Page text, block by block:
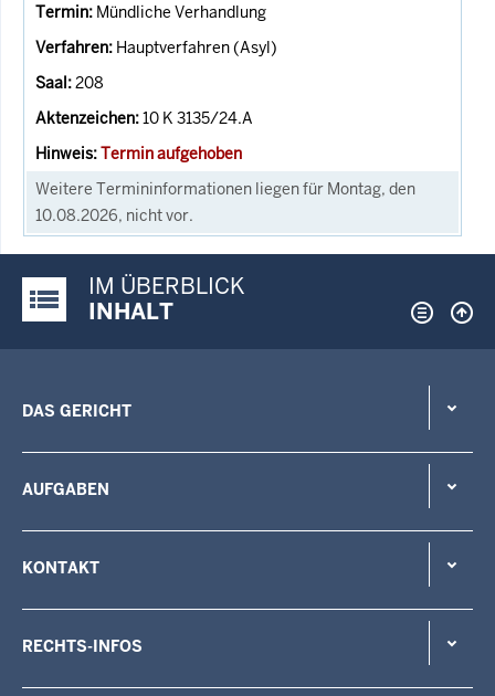
Mündliche Verhandlung
Hauptverfahren (Asyl)
208
10 K 3135/24.A
Termin aufgehoben
Weitere Termininformationen liegen für Montag, den
10.08.2026, nicht vor.
Justiz-Portal im Überblick:
IM ÜBERBLICK
INHALT
DAS GERICHT
AUFGABEN
KONTAKT
RECHTS-INFOS